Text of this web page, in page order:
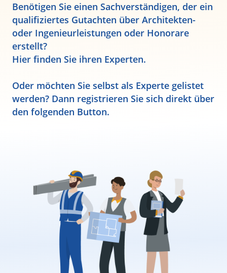
Benötigen Sie einen Sachverständigen, der ein
qualifiziertes Gutachten über Architekten-
oder Ingenieurleistungen oder Honorare
erstellt?
Hier finden Sie ihren Experten.
Oder möchten Sie selbst als Experte gelistet
werden? Dann registrieren Sie sich direkt über
den folgenden Button.